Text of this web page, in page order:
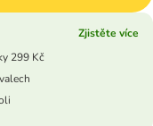
Zjistěte více
299 Kč